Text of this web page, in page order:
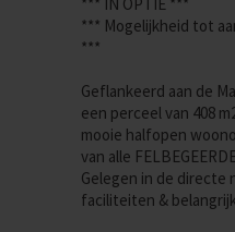
*** Mogelijkheid tot
***
Geflankeerd aan de
een perceel van 408
mooie halfopen
van alle
Gelegen in de directe
faciliteiten &